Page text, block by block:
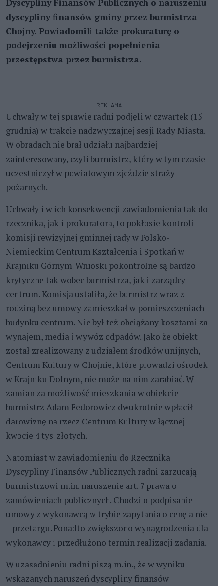
Dyscypliny Finansów Publicznych o naruszeniu
dyscypliny finansów gminy przez burmistrza
Chojny. Powiadomili także prokuraturę o
podejrzeniu możliwości popełnienia
przestępstwa przez burmistrza.
REKLAMA
Uchwały w tej sprawie radni podjęli w czwartek (15
grudnia) w trakcie nadzwyczajnej sesji Rady Miasta.
W obradach nie brał udziału najbardziej
zainteresowany, czyli burmistrz, który w tym czasie
uczestniczył w powiatowym zjeździe straży
pożarnych.
Uchwały i w ich konsekwencji zawiadomienia tak do
rzecznika, jak i prokuratora, to pokłosie kontroli
komisji rewizyjnej gminnej rady w Polsko-
Niemieckim Centrum Kształcenia i Spotkań w
Krajniku Górnym. Wnioski pokontrolne są bardzo
krytyczne tak wobec burmistrza, jak i zarządcy
centrum. Komisja ustaliła, że burmistrz wraz z
rodziną bez umowy zamieszkał w pomieszczeniach
budynku centrum. Nie był też obciążany kosztami za
wynajem, media i wywóz odpadów. Jako że obiekt
został zrealizowany z udziałem środków unijnych,
Centrum Kultury w Chojnie, które prowadzi ośrodek
w Krajniku Dolnym, nie może na nim zarabiać. W
zamian za możliwość mieszkania w obiekcie
burmistrz Adam Fedorowicz dwukrotnie wpłacił
darowiznę na rzecz Centrum Kultury w łącznej
kwocie 4 tys. złotych.
Natomiast w zawiadomieniu do Rzecznika
Dyscypliny Finansów Publicznych radni zarzucają
burmistrzowi m.in. naruszenie art. 7 prawa o
zamówieniach publicznych. Chodzi o podpisanie
umowy z wykonawcą w trybie zapytania o cenę a nie
– przetargu. Ponadto zwiększono wynagrodzenia dla
wykonawcy i przedłużono termin realizacji zadania.
W uzasadnieniu radni piszą m.in., że w wyniku
wskazanych naruszeń dyscypliny finansów